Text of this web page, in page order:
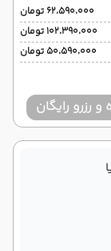
۶۲٬۵۹۰٬۰۰۰ تومان
۱۰۲٬۳۹۰٬۰۰۰ تومان
۵۰٬۵۹۰٬۰۰۰ تومان
و رزرو رایگان